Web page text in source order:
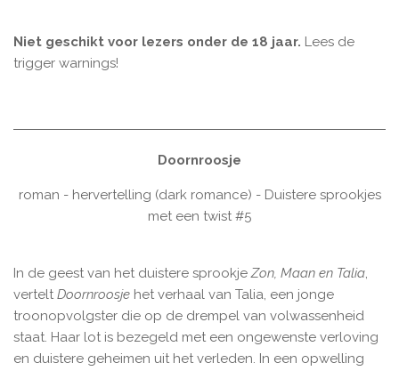
Niet geschikt voor lezers onder de 18 jaar. Lees de
trigger warnings!
Doornroosje
roman - hervertelling (dark romance) - Duistere sprookjes
met een twist #5
In de geest van het duistere sprookjeZon, Maan en Talia,
vertelt Doornroosje het verhaal van Talia, een jonge
troonopvolgster die op de drempel van volwassenheid
staat. Haar lot is bezegeld met een ongewenste verloving
en duistere geheimen uit het verleden. In een opwelling